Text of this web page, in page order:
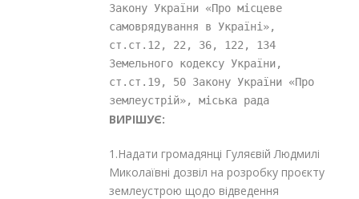
Закону України «Про місцеве
самоврядування в Україні»,
ст.ст.12, 22, 36, 122, 134
Земельного кодексу України,
ст.ст.19, 50 Закону України «Про
землеустрій», міська рада
ВИРІШУЄ:
1.Надати громадянці Гуляєвій Людмилі
Миколаївні дозвіл на розробку проєкту
землеустрою щодо відведення